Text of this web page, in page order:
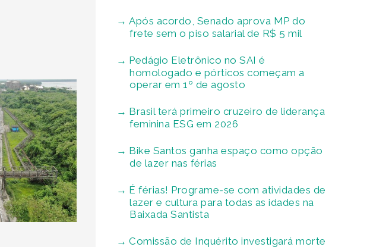
Após acordo, Senado aprova MP do
frete sem o piso salarial de R$ 5 mil
Pedágio Eletrônico no SAI é
homologado e pórticos começam a
operar em 1º de agosto
Brasil terá primeiro cruzeiro de liderança
feminina ESG em 2026
Bike Santos ganha espaço como opção
de lazer nas férias
É férias! Programe-se com atividades de
lazer e cultura para todas as idades na
Baixada Santista
Comissão de Inquérito investigará morte